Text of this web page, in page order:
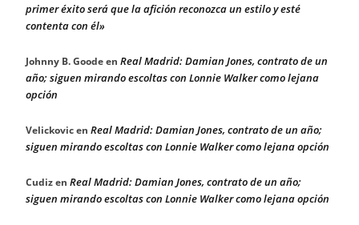
primer éxito será que la afición reconozca un estilo y esté
contenta con él»
Johnny B. Goodeen Real Madrid: Damian Jones, contrato de un
año; siguen mirando escoltas con Lonnie Walker como lejana
opción
Velickovicen Real Madrid: Damian Jones, contrato de un año;
siguen mirando escoltas con Lonnie Walker como lejana opción
Cudizen Real Madrid: Damian Jones, contrato de un año;
siguen mirando escoltas con Lonnie Walker como lejana opción